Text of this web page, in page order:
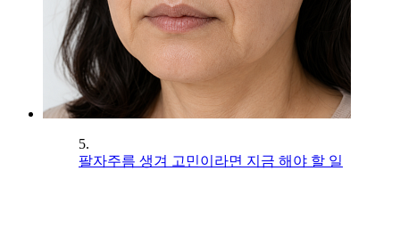
5.
팔자주름 생겨 고민이라면 지금 해야 할 일